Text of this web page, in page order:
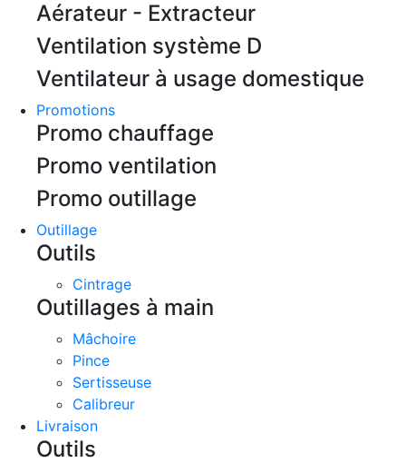
Aérateur - Extracteur
Ventilation système D
Ventilateur à usage domestique
Promotions
Promo chauffage
Promo ventilation
Promo outillage
Outillage
Outils
Cintrage
Outillages à main
Mâchoire
Pince
Sertisseuse
Calibreur
Livraison
Outils